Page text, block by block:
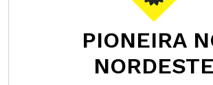
PIONEIRA
NORDESTE